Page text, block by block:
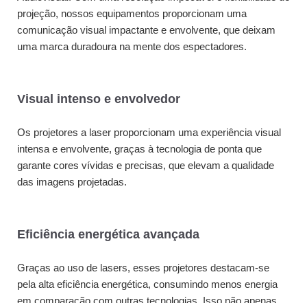
projeção, nossos equipamentos proporcionam uma
comunicação visual impactante e envolvente, que deixam
uma marca duradoura na mente dos espectadores.
Visual intenso e envolvedor
Os projetores a laser proporcionam uma experiência visual
intensa e envolvente, graças à tecnologia de ponta que
garante cores vívidas e precisas, que elevam a qualidade
das imagens projetadas.
Eficiência energética avançada
Graças ao uso de lasers, esses projetores destacam-se
pela alta eficiência energética, consumindo menos energia
em comparação com outras tecnologias. Isso não apenas